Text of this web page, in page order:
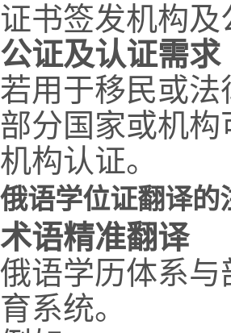
证书签发机构
公证及认证需求
若用于移民或
部分国家或机
机构认证。
俄语学位证翻译的
术语精准翻译
俄语学历体系
育系统。